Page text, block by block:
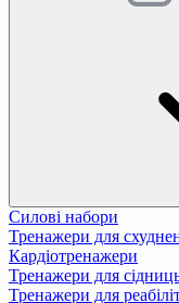
Силові набори
Тренажери для
Кардіотренажери
Тренажери для
Тренажери для